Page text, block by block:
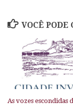
VOCÊ PODE
As vozes escondidas